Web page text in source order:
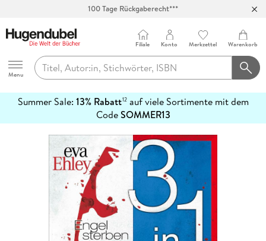
Hugendubel
Menu
Filiale Konto Merkzettel Warenkorb
Summer Sale: 13% Rabatt12auf viele Sortimente mit dem
CodeSOMMER13
erfahren